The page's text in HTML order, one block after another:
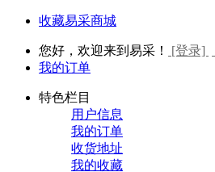
收藏易采商城
您好，欢迎来到易采！ [登录]
我的订单
特色栏目
用户信息
我的订单
收货地址
我的收藏